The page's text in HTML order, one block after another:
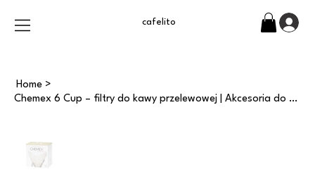
cafelito
Home >
Chemex 6 Cup – filtry do kawy przelewowej | Akcesoria do parzenia kawy